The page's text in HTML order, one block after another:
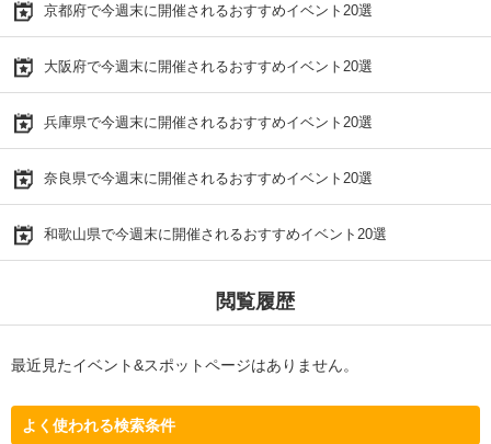
京都府で今週末に開催されるおすすめイベント20選
大阪府で今週末に開催されるおすすめイベント20選
兵庫県で今週末に開催されるおすすめイベント20選
奈良県で今週末に開催されるおすすめイベント20選
和歌山県で今週末に開催されるおすすめイベント20選
閲覧履歴
最近見たイベント&スポットページはありません。
よく使われる検索条件